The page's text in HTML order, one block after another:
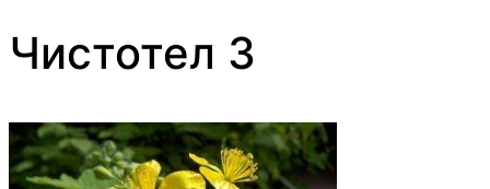
Чистотел 3